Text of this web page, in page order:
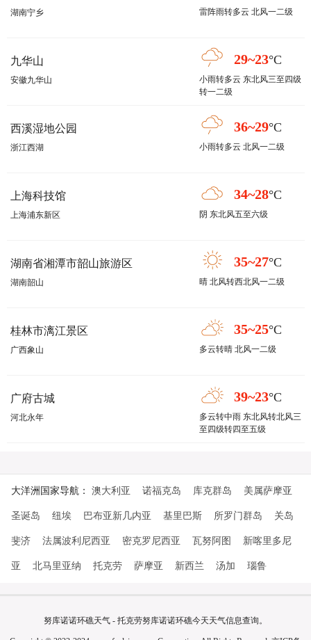
湖南宁乡 雷阵雨转多云 北风一二级
九华山
安徽九华山
29~23°C
小雨转多云 东北风三至四级
转一二级
西溪湿地公园
浙江西湖
36~29°C
小雨转多云 北风一二级
上海科技馆
上海浦东新区
34~28°C
阴 东北风五至六级
湖南省湘潭市韶山旅游区
湖南韶山
35~27°C
晴 北风转西北风一二级
桂林市漓江景区
广西象山
35~25°C
多云转晴 北风一二级
广府古城
河北永年
39~23°C
多云转中雨 东北风转北风三
至四级转四至五级
大洋洲国家导航： 澳大利亚 诺福克岛 库克群岛 美属萨摩亚
圣诞岛 纽埃 巴布亚新几内亚 基里巴斯 所罗门群岛 关岛
斐济 法属波利尼西亚 密克罗尼西亚 瓦努阿图 新喀里多尼
亚 北马里亚纳 托克劳 萨摩亚 新西兰 汤加 瑙鲁
努库诺诺环礁天气 - 托克劳努库诺诺环礁今天天气信息查询。